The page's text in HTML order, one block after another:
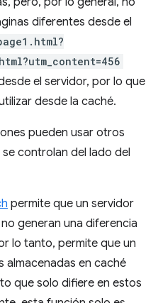
diferentes desde el
el servidor, por lo que
desde la caché.
pueden usar otros
controlan del lado del
permite que un servidor
generan una diferencia
lo tanto, permite que un
almacenadas en caché
que solo difiere en estos